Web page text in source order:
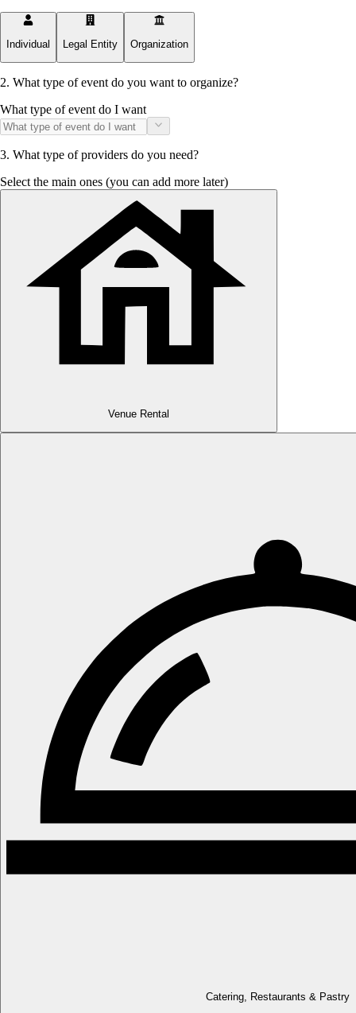
Individual Legal Entity Organization
2. What type of event do you want to organize?
What type of event do I want
3. What type of providers do you need?
Select the main ones (you can add more later)
Venue Rental
Catering, Restaurants & Pastry